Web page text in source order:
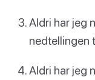
Aldri har jeg
nedtellingen
Aldri har jeg